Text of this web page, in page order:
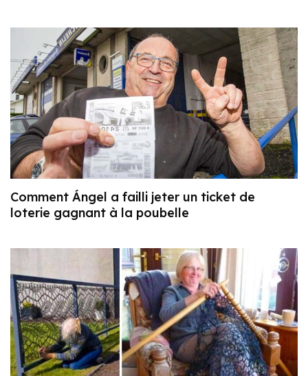
Comment Ángel a failli jeter un ticket de
loterie gagnant à la poubelle